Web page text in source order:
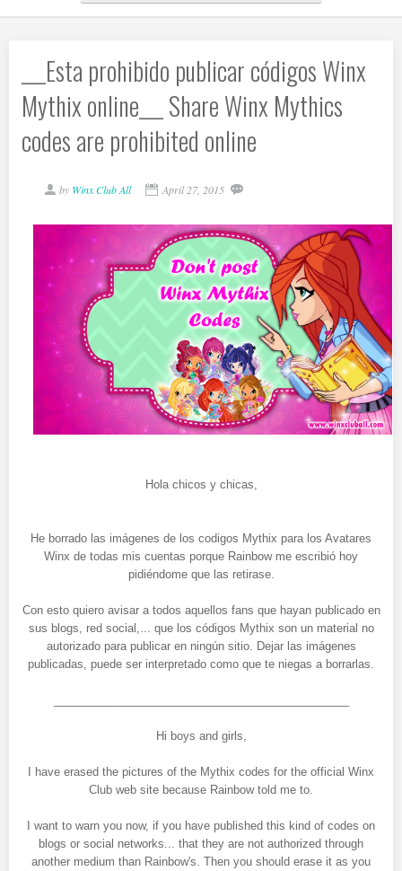
___Esta prohibido publicar códigos Winx
Mythix online___ Share Winx Mythics
codes are prohibited online
by Winx Club All April 27, 2015
Hola chicos y chicas,
He borrado las imágenes de los codigos Mythix para los Avatares
Winx de todas mis cuentas porque Rainbow me escribió hoy
pidiéndome que las retirase.
Con esto quiero avisar a todos aquellos fans que hayan publicado en
sus blogs, red social,... que los códigos Mythix son un material no
autorizado para publicar en ningún sitio. Dejar las imágenes
publicadas, puede ser interpretado como que te niegas a borrarlas.
Hi boys and girls,
I have erased the pictures of the Mythix codes for the official Winx
Club web site because Rainbow told me to.
I want to warn you now, if you have published this kind of codes on
blogs or social networks... that they are not authorized through
another medium than Rainbow's. Then you should erase it as you